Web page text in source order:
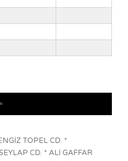
TOPEL CD. *
CD. * ALİ GAFFAR